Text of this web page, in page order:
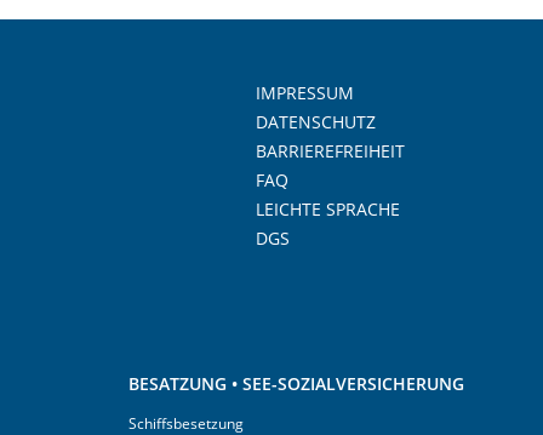
IMPRESSUM
DATENSCHUTZ
BARRIEREFREIHEIT
FAQ
LEICHTE SPRACHE
DGS
BESATZUNG • SEE-SOZIALVERSICHERUNG
Schiffsbesetzung